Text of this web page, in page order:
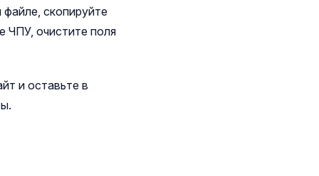
скопируйте
ЧПУ, очистите поля
и оставьте в